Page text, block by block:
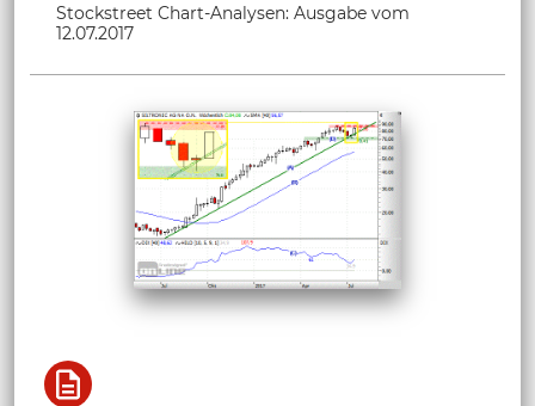
Stockstreet Chart-Analysen: Ausgabe vom
12.07.2017